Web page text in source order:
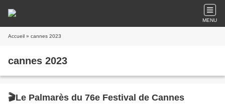
MENU
Accueil » cannes 2023
cannes 2023
🎬Le Palmarès du 76e Festival de Cannes